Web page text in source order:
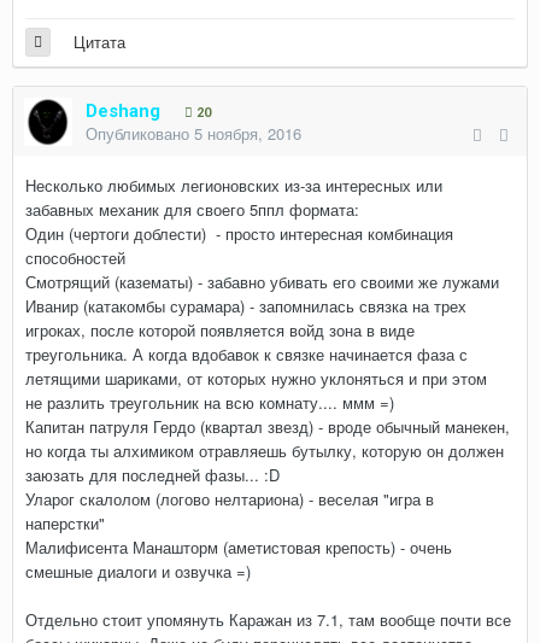
Цитата
Deshang 20
Опубликовано 5 ноября, 2016
Несколько любимых легионовских из-за интересных или
забавных механик для своего 5ппл формата:
Один (чертоги доблести) - просто интересная комбинация
способностей
Смотрящий (казематы) - забавно убивать его своими же лужами
Иванир (катакомбы сурамара) - запомнилась связка на трех
игроках, после которой появляется войд зона в виде
треугольника. А когда вдобавок к связке начинается фаза с
летящими шариками, от которых нужно уклоняться и при этом
не разлить треугольник на всю комнату.... ммм =)
Капитан патруля Гердо (квартал звезд) - вроде обычный манекен,
но когда ты алхимиком отравляешь бутылку, которую он должен
заюзать для последней фазы... :D
Уларог скалолом (логово нелтариона) - веселая "игра в
наперстки"
Малифисента Манашторм (аметистовая крепость) - очень
смешные диалоги и озвучка =)
Отдельно стоит упомянуть Каражан из 7.1, там вообще почти все